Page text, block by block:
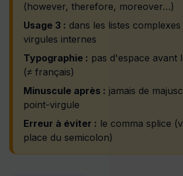
(however, therefore, moreover…)
Usage 3 : dans les listes complexes
virgules internes
Typographie : pas d'espace avant
(≠ français)
Minuscule après : jamais de
point-virgule
Erreur à éviter : le comma splice
place du semicolon)